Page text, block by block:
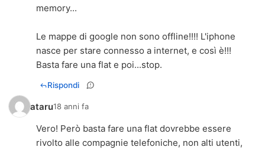
memory...
Le mappe di google non sono offline!!!! L'iphone
nasce per stare connesso a internet, e così è!!!
Basta fare una flat e poi...stop.
Rispondi
ataru18 anni fa
Vero! Però basta fare una flat dovrebbe essere
rivolto alle compagnie telefoniche, non alti utenti,